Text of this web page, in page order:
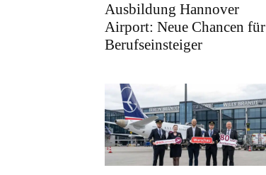
Ausbildung Hannover
Airport: Neue Chancen für
Berufseinsteiger